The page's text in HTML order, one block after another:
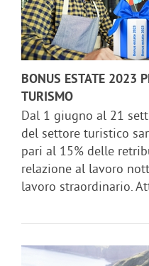
BONUS ESTATE 2023
TURISMO
Dal 1 giugno al 21
del settore turistico
pari al 15% delle
relazione al lavoro
lavoro straordinario.